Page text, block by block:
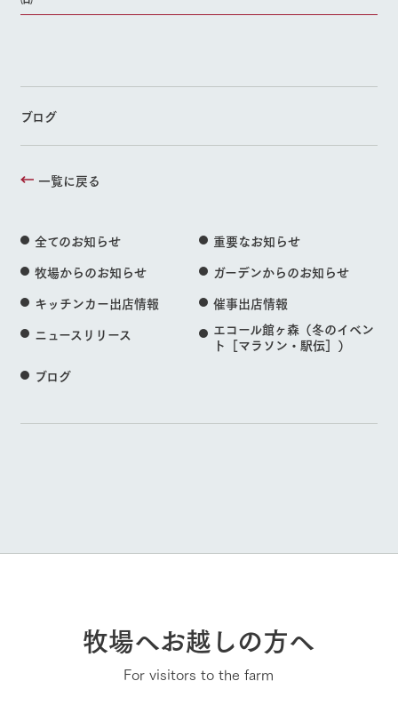
ブログ
一覧に戻る
全てのお知らせ
重要なお知らせ
牧場からのお知らせ
ガーデンからのお知らせ
キッチンカー出店情報
催事出店情報
ニュースリリース
エコール館ヶ森（冬のイベン
ト［マラソン・駅伝］）
ブログ
牧場へお越しの方へ
For visitors to the farm